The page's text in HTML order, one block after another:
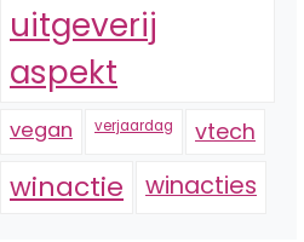
uitgeverij
aspekt
vegan verjaardag vtech
winactie winacties